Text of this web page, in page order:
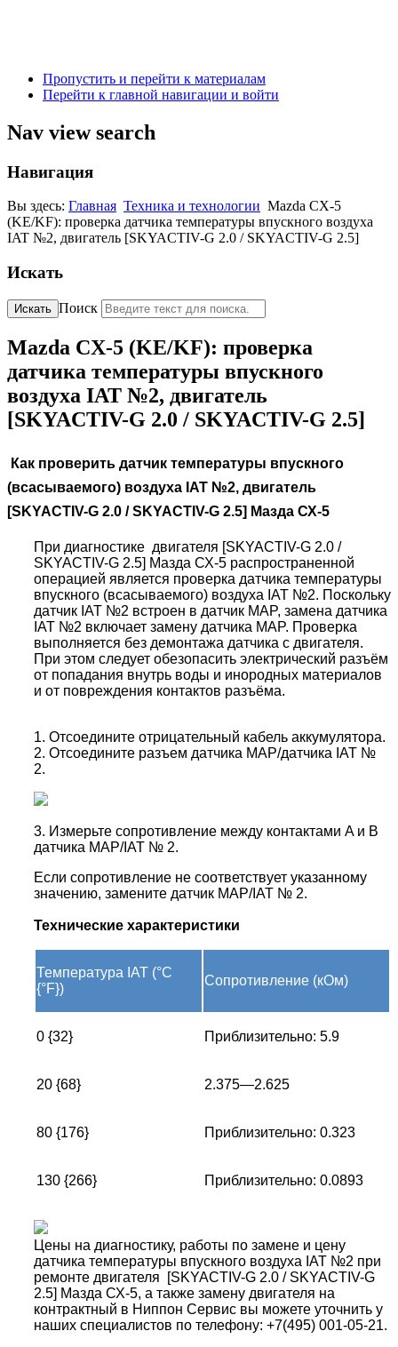
Пропустить и перейти к материалам
Перейти к главной навигации и войти
Nav view search
Навигация
Вы здесь: Главная Техника и технологии Mazda CX-5
(KE/KF): проверка датчика температуры впускного воздуха
IAT №2, двигатель [SKYACTIV-G 2.0 / SKYACTIV-G 2.5]
Искать
Искать Поиск
Mazda CX-5 (KE/KF): проверка
датчика температуры впускного
воздуха IAT №2, двигатель
[SKYACTIV-G 2.0 / SKYACTIV-G 2.5]
Как проверить датчик температуры впускного
(всасываемого) воздуха IAT №2, двигатель
[SKYACTIV-G 2.0 / SKYACTIV-G 2.5] Мазда СХ-5
При диагностике двигателя [SKYACTIV-G 2.0 /
SKYACTIV-G 2.5] Мазда СХ-5 распространенной
операцией является проверка датчика температуры
впускного (всасываемого) воздуха IAT №2. Поскольку
датчик IAT №2 встроен в датчик MAP, замена датчика
IAT №2 включает замену датчика MAP. Проверка
выполняется без демонтажа датчика с двигателя.
При этом следует обезопасить электрический разъём
от попадания внутрь воды и инородных материалов
и от повреждения контактов разъёма.
1. Отсоедините отрицательный кабель аккумулятора.
2. Отсоедините разъем датчика MAP/датчика IAT №
2.
3. Измерьте сопротивление между контактами A и B
датчика MAP/IAT № 2.
Если сопротивление не соответствует указанному
значению, замените датчик MAP/IAT № 2.
Технические характеристики
Температура IAT (°C
{°F})
Сопротивление (кОм)
0 {32} Приблизительно: 5.9
20 {68} 2.375—2.625
80 {176} Приблизительно: 0.323
130 {266} Приблизительно: 0.0893
Цены на диагностику, работы по замене и цену
датчика температуры впускного воздуха IAT №2 при
ремонте двигателя [SKYACTIV-G 2.0 / SKYACTIV-G
2.5] Мазда СХ-5, а также замену двигателя на
контрактный в Ниппон Сервис вы можете уточнить у
наших специалистов по телефону: +7(495) 001-05-21.